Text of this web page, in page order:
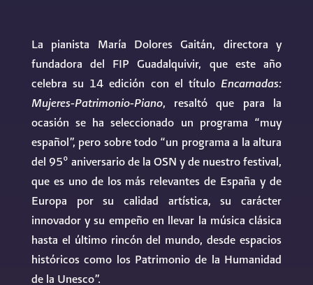
La pianista María Dolores Gaitán, directora y
fundadora del FIP Guadalquivir, que este año
celebra su 14 edición con el título Encarnadas:
Mujeres-Patrimonio-Piano, resaltó que para la
ocasión se ha seleccionado un programa “muy
español”, pero sobre todo “un programa a la altura
del 95º aniversario de la OSN y de nuestro festival,
que es uno de los más relevantes de España y de
Europa por su calidad artística, su carácter
innovador y su empeño en llevar la música clásica
hasta el último rincón del mundo, desde espacios
históricos como los Patrimonio de la Humanidad
de la Unesco”.